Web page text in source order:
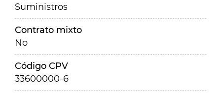
Suministros
Contrato mixto
No
Código CPV
33600000-6